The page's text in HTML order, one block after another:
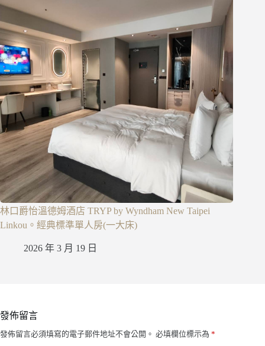
林口爵怡溫德姆酒店 TRYP by Wyndham New Taipei
Linkou。經典標準單人房(一大床)
2026 年 3 月 19 日
發佈留言
發佈留言必須填寫的電子郵件地址不會公開。 必填欄位標示為 *